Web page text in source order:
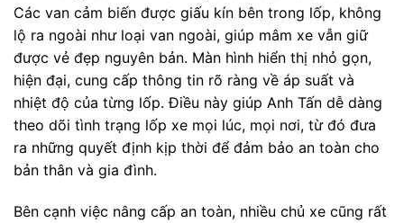
Các van cảm biến được giấu kín bên trong lốp, không
lộ ra ngoài như loại van ngoài, giúp mâm xe vẫn giữ
được vẻ đẹp nguyên bản. Màn hình hiển thị nhỏ gọn,
hiện đại, cung cấp thông tin rõ ràng về áp suất và
nhiệt độ của từng lốp. Điều này giúp Anh Tấn dễ dàng
theo dõi tình trạng lốp xe mọi lúc, mọi nơi, từ đó đưa
ra những quyết định kịp thời để đảm bảo an toàn cho
bản thân và gia đình.
Bên cạnh việc nâng cấp an toàn, nhiều chủ xe cũng rất